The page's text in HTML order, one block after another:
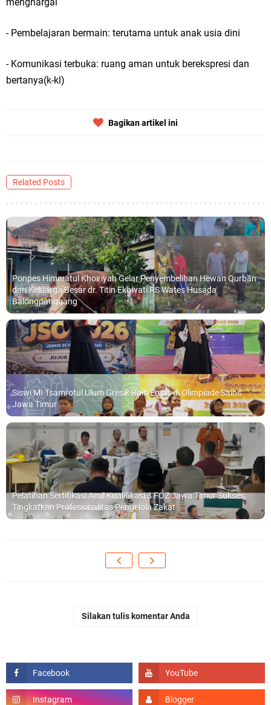
- Pembelajaran bermain: terutama untuk anak usia dini
- Komunikasi terbuka: ruang aman untuk berekspresi dan
bertanya(k-kl)
Bagikan artikel ini
Related Posts
Ponpes Himmatul Khoiriyah Gelar Penyembelihan Hewan Qurban
dari Keluarga Besar dr. Titin Ekowati RS Wates Husada
Balongpanggang
Siswi MI Tsamrotul Ulum Gresik Raih Emas di Olimpiade Sains
Jawa Timur
Pelatihan Sertifikasi Amil Kualifikasi 3 FOZ Jawa Timur Sukses,
Tingkatkan Profesionalitas Pengelola Zakat
Silakan tulis komentar Anda